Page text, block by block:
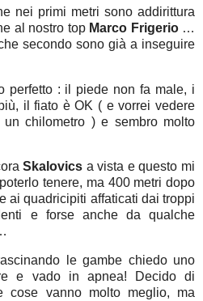
nei primi metri sono addirittura
al nostro top Marco Frigerio…
secondo sono già a inseguire
perfetto : il piede non fa male, i
il fiato è OK ( e vorrei vedere
chilometro ) e sembro molto
Skalovics a vista e questo mi
tenere, ma 400 metri dopo
ai quadricipiti affaticati dai troppi
e forse anche da qualche
le gambe chiedo uno
e vado in apnea! Decido di
cose vanno molto meglio, ma